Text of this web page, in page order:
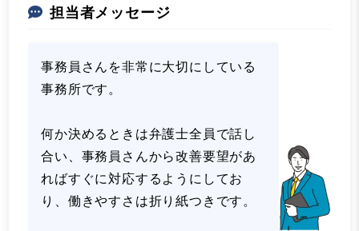
担当者メッセージ
事務員さんを非常に大切にしている
事務所です。
何か決めるときは弁護士全員で話し
合い、事務員さんから改善要望があ
ればすぐに対応するようにしてお
り、働きやすさは折り紙つきです。